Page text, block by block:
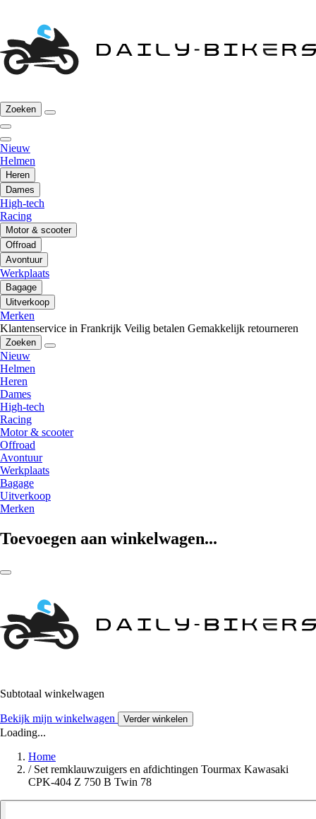
Zoeken
Nieuw
Helmen
Heren
Dames
High-tech
Racing
Motor & scooter
Offroad
Avontuur
Werkplaats
Bagage
Uitverkoop
Merken
Klantenservice in Frankrijk Veilig betalen Gemakkelijk retourneren
Zoeken
Nieuw
Helmen
Heren
Dames
High-tech
Racing
Motor & scooter
Offroad
Avontuur
Werkplaats
Bagage
Uitverkoop
Merken
Toevoegen aan winkelwagen...
Subtotaal winkelwagen
Bekijk mijn winkelwagen Verder winkelen
Loading...
Home
/ Set remklauwzuigers en afdichtingen Tourmax Kawasaki
CPK-404 Z 750 B Twin 78